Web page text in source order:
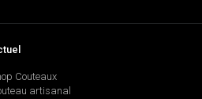
Couteaux
artisanal